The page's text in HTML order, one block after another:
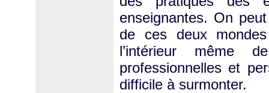
enseignantes. On
de ces deux
l’intérieur même
professionnelles et
difficile à surmonter.